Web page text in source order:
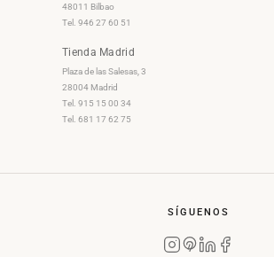
48011 Bilbao
Tel. 946 27 60 51
Tienda Madrid
Plaza de las Salesas, 3
28004 Madrid
Tel. 915 15 00 34
Tel. 681 17 62 75
SÍGUENOS